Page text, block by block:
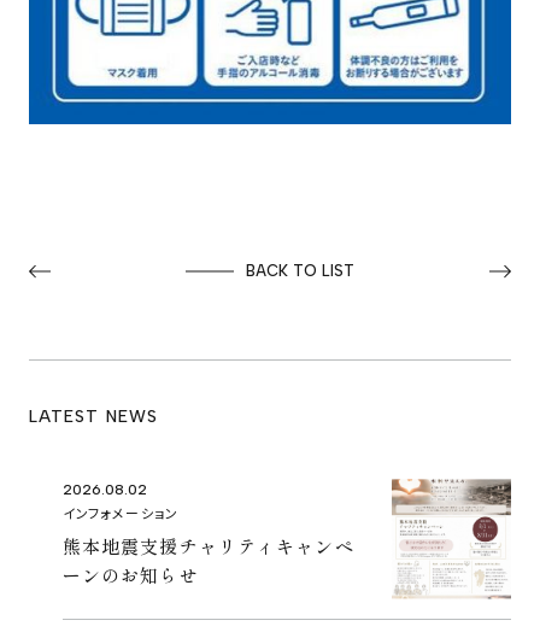
BACK TO LIST
LATEST NEWS
2026.08.02
インフォメーション
熊本地震支援チャリティキャンペ
ーンのお知らせ